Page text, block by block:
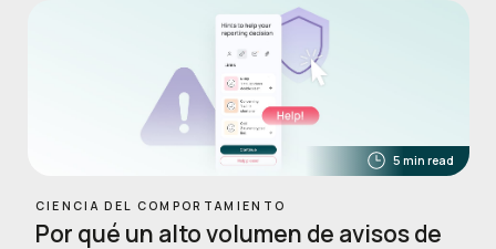
5 min read
CIENCIA DEL COMPORTAMIENTO
Por qué un alto volumen de avisos de